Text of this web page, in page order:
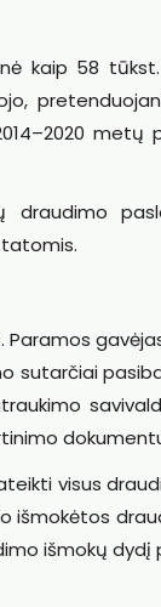
kaip 58
metų
draudimo
visus
išmokėtos
išmokų dydį